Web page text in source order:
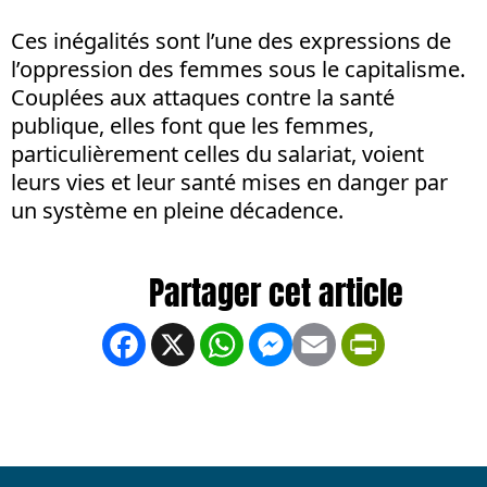
Ces inégalités sont l’une des expressions de
l’oppression des femmes sous le capitalisme.
Couplées aux attaques contre la santé
publique, elles font que les femmes,
particulièrement celles du salariat, voient
leurs vies et leur santé mises en danger par
un système en pleine décadence.
Facebook
X WhatsApp
Messenger
Email